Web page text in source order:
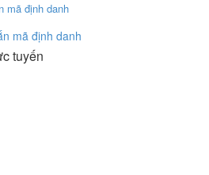
mã định danh
tuyến